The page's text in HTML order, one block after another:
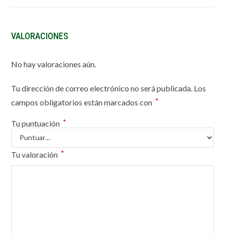
VALORACIONES
No hay valoraciones aún.
Tu dirección de correo electrónico no será publicada. Los
campos obligatorios están marcados con *
Tu puntuación *
Tu valoración *